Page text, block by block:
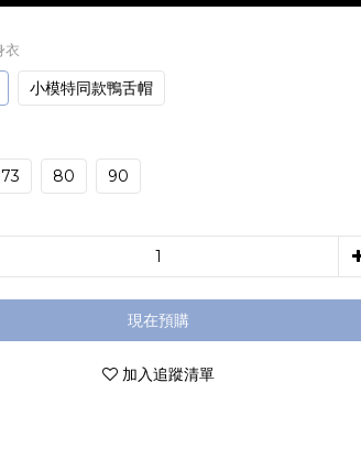
衣
小模特同款鴨舌帽
73 80 90
現在預購
加入追蹤清單